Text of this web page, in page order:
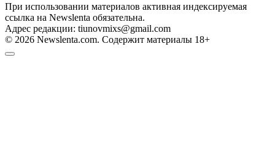
При использовании материалов активная индексируемая
ссылка на Newslenta обязательна.
Адрес редакции: tiunovmixs@gmail.com
© 2026 Newslenta.com. Содержит материалы 18+